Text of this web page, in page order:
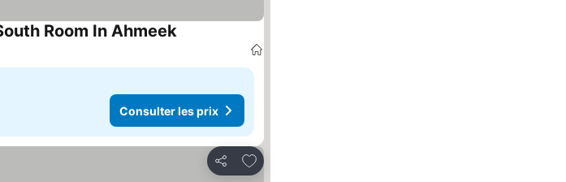
Room In AhmeekConsulter les prix
Consulter les prix
Partager
Ajouter à mes favoris